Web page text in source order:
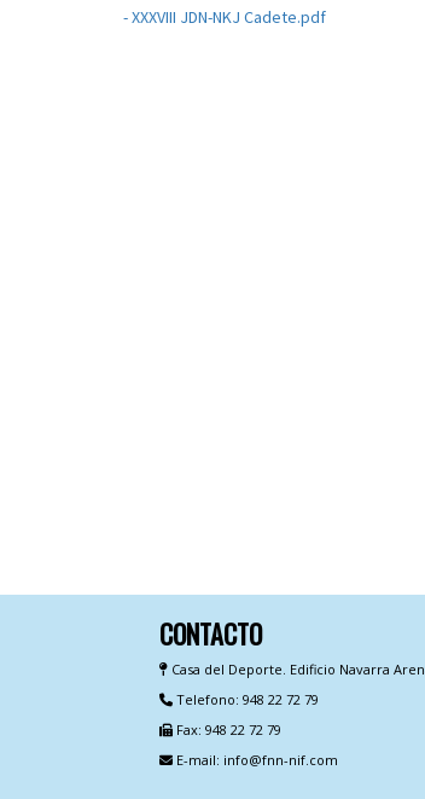
- XXXVIII JDN-NKJ Cadete.pdf
CONTACTO
Casa del Deporte. Edificio Navarra
Telefono: 948 22 72 79
Fax: 948 22 72 79
E-mail: info@fnn-nif.com